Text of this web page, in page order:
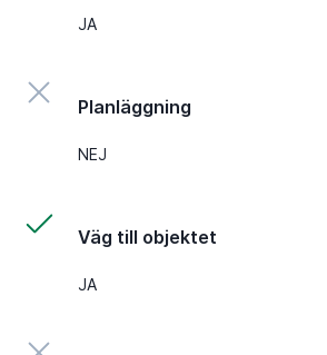
JA
Planläggning
NEJ
Väg till objektet
JA